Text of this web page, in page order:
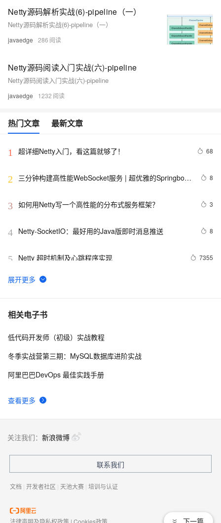
Netty源码解析实战(6)-pipeline（一）
Netty源码解析实战(6)-pipeline（一）
javaedge 286
Netty源码阅读入门实战(六)-pipeline
Netty源码阅读入门实战(六)-pipeline
javaedge 1232
热门文章 最新文章
1 超详细Netty入门，看这篇就够了！ 68
2
三分钟构建高性能WebSocket服务 | 超优雅的Springboot
8
3 如何用Netty写一个高性能的分布式服务框架？ 3
4 Netty-SocketIO：最好用的Java版即时消息推送 8
5 Netty 超时机制及心跳程序实现 7355
6 Spring Boot+Netty+Websocket实现后台向前端推送信息
7 Netty 粘包
8 Netty(一) SpringBoot 整合长连接心跳机制（下）
相关电子书
查看更多
低代码开发师（初级）实战教程
冬季实战营第三期：MySQL数据库进阶实战
阿里巴巴DevOps 最佳实践手册
下一篇
关注我们： 新浪微博
联系我们
文档 | 开发者社区 | 天池大赛 | 培训与认证
法律声明及隐私权政策 | Cookies政策